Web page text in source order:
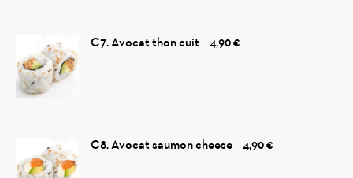
C7. Avocat thon cuit 4,90 €
C8. Avocat saumon cheese 4,90 €